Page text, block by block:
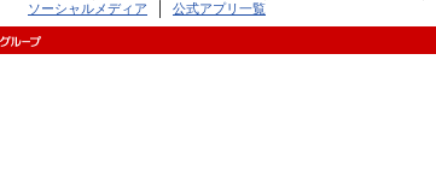
ソーシャルメディア
公式アプリ一覧